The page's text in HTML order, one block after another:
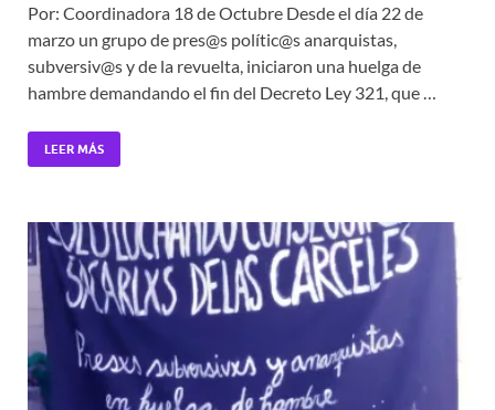
Por: Coordinadora 18 de Octubre Desde el día 22 de
marzo un grupo de pres@s polític@s anarquistas,
subversiv@s y de la revuelta, iniciaron una huelga de
hambre demandando el fin del Decreto Ley 321, que …
LEER MÁS